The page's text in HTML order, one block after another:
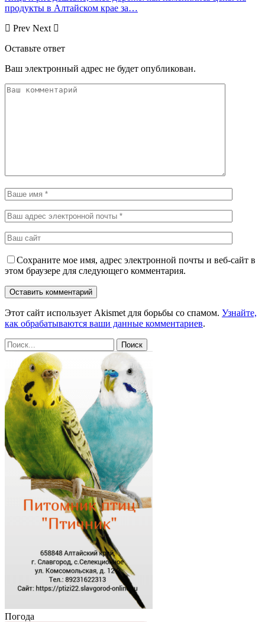
продукты в Алтайском крае за…
Prev Next
Оставьте ответ
Ваш электронный адрес не будет опубликован.
Сохраните мое имя, адрес электронной почты и веб-сайт в
этом браузере для следующего комментария.
Этот сайт использует Akismet для борьбы со спамом. Узнайте,
как обрабатываются ваши данные комментариев.
Погода